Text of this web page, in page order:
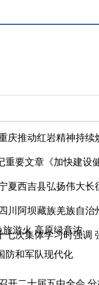
庆推动红岩精神持续
重要文章《加快建设
夏西吉县弘扬伟大长
川阿坝藏族羌族自治
游火 高原绿意浓
七次集体学习时强调
防和军队现代化